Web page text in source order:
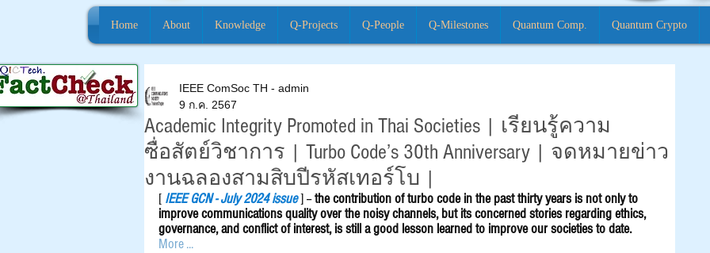
Home About Knowledge Q-Projects Q-People Q-Milestones Quantum Comp. Quantum Crypto
Academic Integrity Promoted in Thai Societies | เรียนรู้ความ
ซื่อสัตย์วิชาการ | Turbo Code’s 30th Anniversary | จดหมายข่าว
งานฉลองสามสิบปีรหัสเทอร์โบ |
IEEE ComSoc TH - admin
9 ก.ค. 2567
[ IEEE GCN - July 2024 issue] -- the contribution of turbo code in the past thirty years is not only to
improve communications quality over the noisy channels, but its concerned stories regarding ethics,
governance, and conflict of interest, is still a good lesson learned to improve our societies to date.
More ...